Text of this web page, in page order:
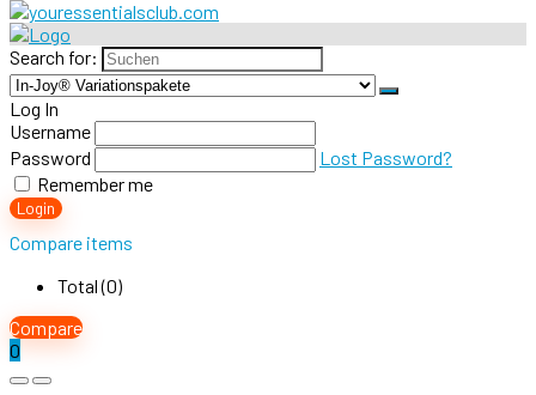
Search for:
Log In
Username
Password
Lost Password?
Remember me
Login
Compare items
Total (0)
Compare
0